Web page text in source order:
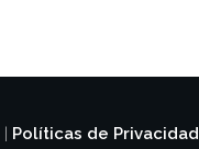
Políticas de Privacidad